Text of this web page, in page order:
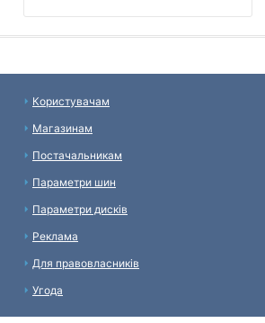
Користувачам
Магазинам
Постачальникам
Параметри шин
Параметри дисків
Реклама
Для правовласників
Угода